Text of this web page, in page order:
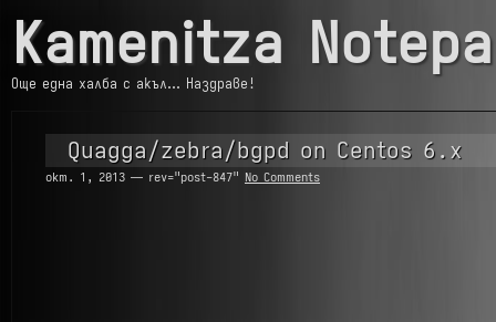
Kamenitza
Още една халба с акъл… Наздраве!
Quagga/zebra/bgpd on Centos 6.x
окт. 1, 2013 — rev="post-847" No Comments